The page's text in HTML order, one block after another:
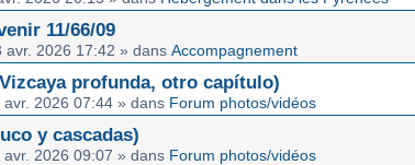
11/66/09
avr. 2026 17:42 » dans Accompagnement
profunda, otro capítulo)
avr. 2026 07:44 » dans Forum photos/vidéos
y cascadas)
avr. 2026 09:07 » dans Forum photos/vidéos